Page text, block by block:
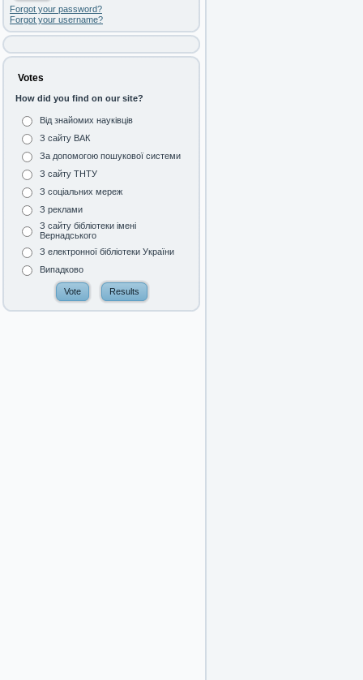
Forgot your password?
Forgot your username?
Votes
How did you find on our site?
Від знайомих науківців
З сайту ВАК
За допомогою пошукової системи
З сайту ТНТУ
З соціальних мереж
З реклами
З сайту бібліотеки імені
Вернадського
З електронної бібліотеки України
Випадково